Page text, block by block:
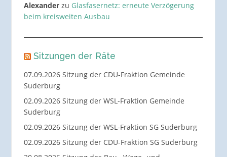
Alexanderzu Glasfasernetz: erneute Verzögerung
beim kreisweiten Ausbau
Sitzungen der Räte
07.09.2026 Sitzung der CDU-Fraktion Gemeinde
Suderburg
02.09.2026 Sitzung der WSL-Fraktion Gemeinde
Suderburg
02.09.2026 Sitzung der WSL-Fraktion SG Suderburg
02.09.2026 Sitzung der CDU-Fraktion SG Suderburg